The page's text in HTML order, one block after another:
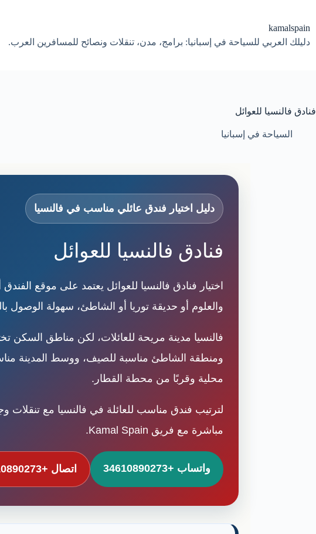
المحتوى
kamalspain
دليلك العربي للسياحة في إسبانيا: برامج، مدن، تنقلات ونصائح للمسافرين العرب.
فنادق فالنسيا للعوائل
السياحة في إسبانيا
دليل اختيار فندق عائلي مناسب في فالنسيا
فنادق فالنسيا للعوائل
اختيار فنادق فالنسيا للعوائل يعتمد على موقع
والعلوم أو حديقة توريا أو الشاطئ، سهولة
محلية وقربًا من محطة القطار.
مباشرة مع فريق Kamal Spain.
واتساب +34610890273 اتصال +34610890273